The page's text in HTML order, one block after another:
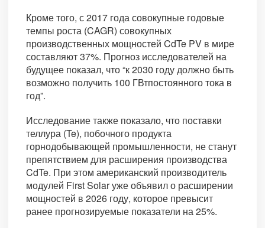
Кроме того, с 2017 года совокупные годовые
темпы роста (CAGR) совокупных
производственных мощностей CdTe PV в мире
составляют 37%. Прогноз исследователей на
будущее показал, что “к 2030 году должно быть
возможно получить 100 ГВтпостоянного тока в
год”.
Исследование также показало, что поставки
теллура (Te), побочного продукта
горнодобывающей промышленности, не станут
препятствием для расширения производства
CdTe. При этом американский производитель
модулей First Solar уже объявил о расширении
мощностей в 2026 году, которое превысит
ранее прогнозируемые показатели на 25%.